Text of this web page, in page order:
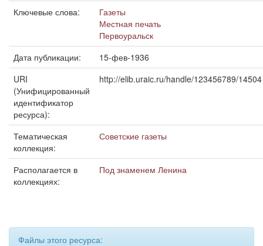
Ключевые слова:
Газеты
Местная печать
Первоуральск
Дата публикации:
15-фев-1936
URI
(Унифицированный
идентификатор
ресурса):
http://elib.uraic.ru/handle/123456789/14504
Тематическая
коллекция:
Советские газеты
Располагается в
коллекциях:
Под знаменем Ленина
Файлы этого ресурса: